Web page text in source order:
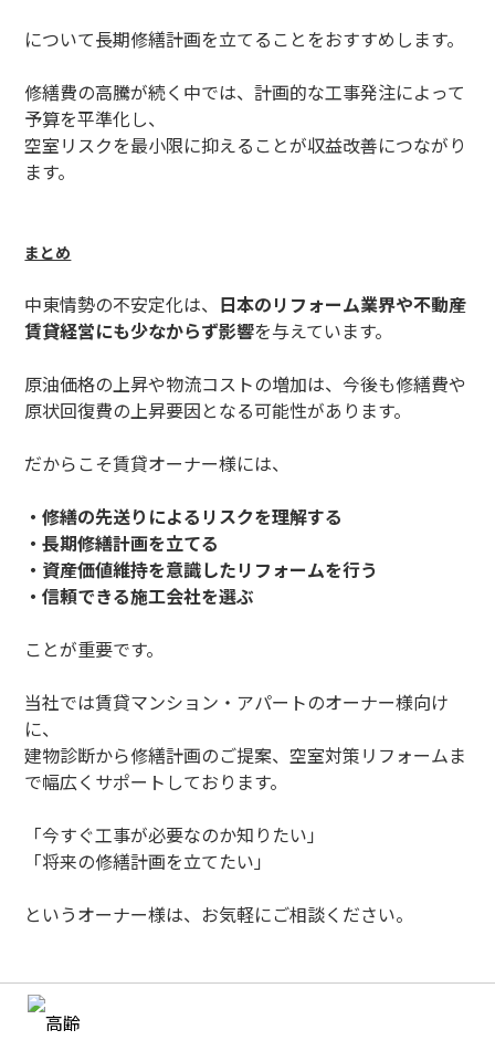
について長期修繕計画を立てることをおすすめします。
修繕費の高騰が続く中では、計画的な工事発注によって
予算を平準化し、
空室リスクを最小限に抑えることが収益改善につながり
ます。
まとめ
中東情勢の不安定化は、 日本のリフォーム業界や不動産
賃貸経営にも少なからず影響を与えています。
原油価格の上昇や物流コストの増加は、今後も修繕費や
原状回復費の上昇要因となる可能性があります。
だからこそ賃貸オーナー様には、
・修繕の先送りによるリスクを理解する
・長期修繕計画を立てる
・資産価値維持を意識したリフォームを行う
・信頼できる施工会社を選ぶ
ことが重要です。
当社では賃貸マンション・アパートのオーナー様向け
に、
建物診断から修繕計画のご提案、空室対策リフォームま
で幅広くサポートしております。
「今すぐ工事が必要なのか知りたい」
「将来の修繕計画を立てたい」
というオーナー様は、お気軽にご相談ください。